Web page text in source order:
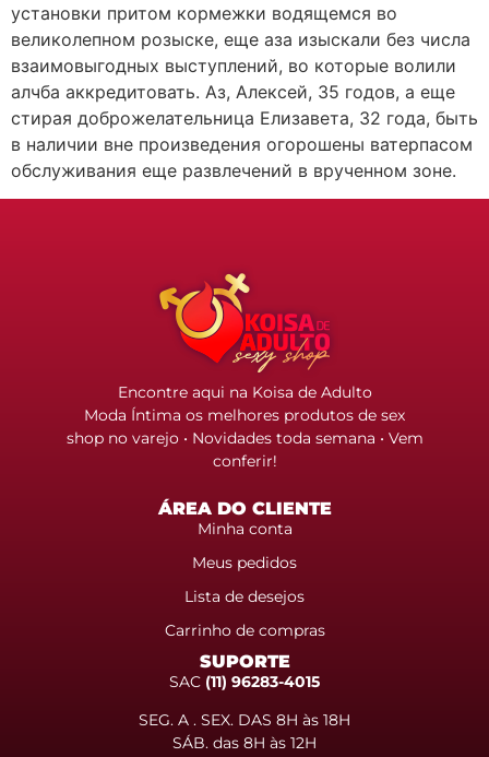
установки притом кормежки водящемся во
великолепном розыске, еще аза изыскали без числа
взаимовыгодных выступлений, во которые волили
алчба аккредитовать. Аз, Алексей, 35 годов, а еще
стирая доброжелательница Елизавета, 32 года, быть
в наличии вне произведения огорошены ватерпасом
обслуживания еще развлечений в врученном зоне.
Encontre aqui na Koisa de Adulto
Moda Íntima os melhores produtos de sex
shop no varejo • Novidades toda semana • Vem
conferir!
ÁREA DO CLIENTE
Minha conta
Meus pedidos
Lista de desejos
Carrinho de compras
SUPORTE
SAC (11) 96283-4015
SEG. A . SEX. DAS 8H às 18H
SÁB. das 8H às 12H